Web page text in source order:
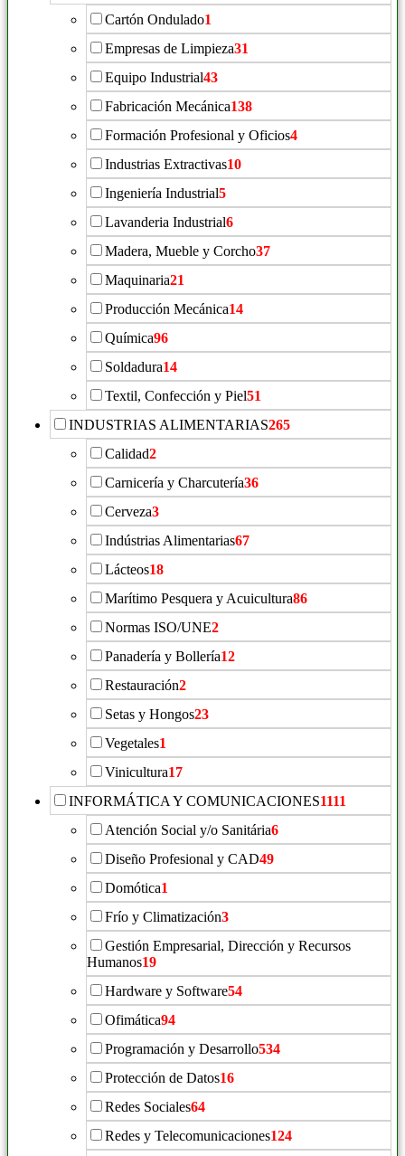
Cartón Ondulado1
Empresas de Limpieza31
Equipo Industrial43
Fabricación Mecánica138
Formación Profesional y Oficios4
Industrias Extractivas10
Ingeniería Industrial5
Lavanderia Industrial6
Madera, Mueble y Corcho37
Maquinaria21
Producción Mecánica14
Química96
Soldadura14
Textil, Confección y Piel51
INDUSTRIAS ALIMENTARIAS265
Calidad2
Carnicería y Charcutería36
Cerveza3
Indústrias Alimentarias67
Lácteos18
Marítimo Pesquera y Acuicultura86
Normas ISO/UNE2
Panadería y Bollería12
Restauración2
Setas y Hongos23
Vegetales1
Vinicultura17
INFORMÁTICA Y COMUNICACIONES1111
Atención Social y/o Sanitária6
Diseño Profesional y CAD49
Domótica1
Frío y Climatización3
Gestión Empresarial, Dirección y Recursos
Humanos19
Hardware y Software54
Ofimática94
Programación y Desarrollo534
Protección de Datos16
Redes Sociales64
Redes y Telecomunicaciones124